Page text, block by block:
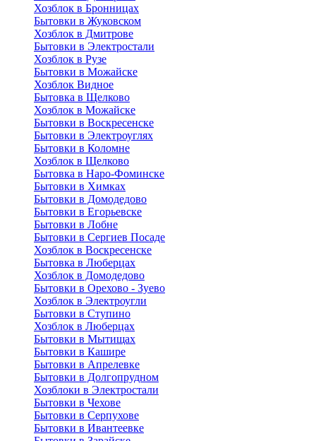
Хозблок в Бронницах
Бытовки в Жуковском
Хозблок в Дмитрове
Бытовки в Электростали
Хозблок в Рузе
Бытовки в Можайске
Хозблок Видное
Бытовкa в Щелково
Хозблок в Можайске
Бытовки в Воскресенске
Бытовки в Электроуглях
Бытовки в Коломне
Хозблок в Щелково
Бытовка в Наро-Фоминске
Бытовки в Химках
Бытовки в Домодедово
Бытовки в Егорьевске
Бытовки в Лобне
Бытовки в Сергиев Посаде
Хозблок в Воскресенске
Бытовка в Люберцах
Хозблок в Домодедово
Бытовки в Орехово - Зуево
Хозблок в Электроугли
Бытовки в Ступино
Хозблок в Люберцах
Бытовки в Мытищах
Бытовки в Кашире
Бытовки в Апрелевке
Бытовки в Долгопрудном
Хозблоки в Электростали
Бытовки в Чехове
Бытовки в Серпухове
Бытовки в Ивантеевке